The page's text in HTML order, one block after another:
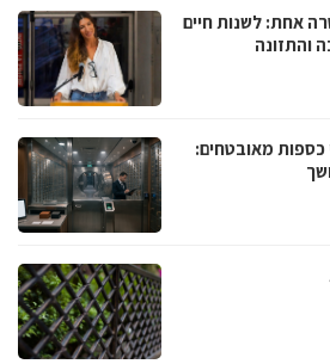
אחת: לשנות חיים
והתזונה
מאובטחים: